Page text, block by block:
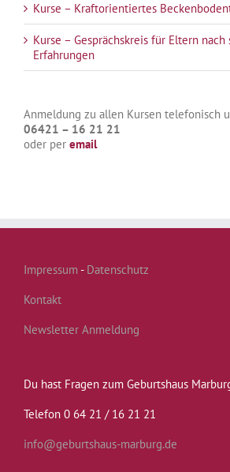
Kurse – Kraftorientiertes
Kurse – Gesprächskreis für Eltern
Erfahrungen
Anmeldung zu allen Kursen telefonisch
06421 – 16 21 21
oder per email
Impressum - Datenschutz
Kontakt
Newsletter Anmeldung
Du hast Fragen zum Geburtshaus
Telefon 0 64 21 / 16 21 21
info@geburtshaus-marburg.de